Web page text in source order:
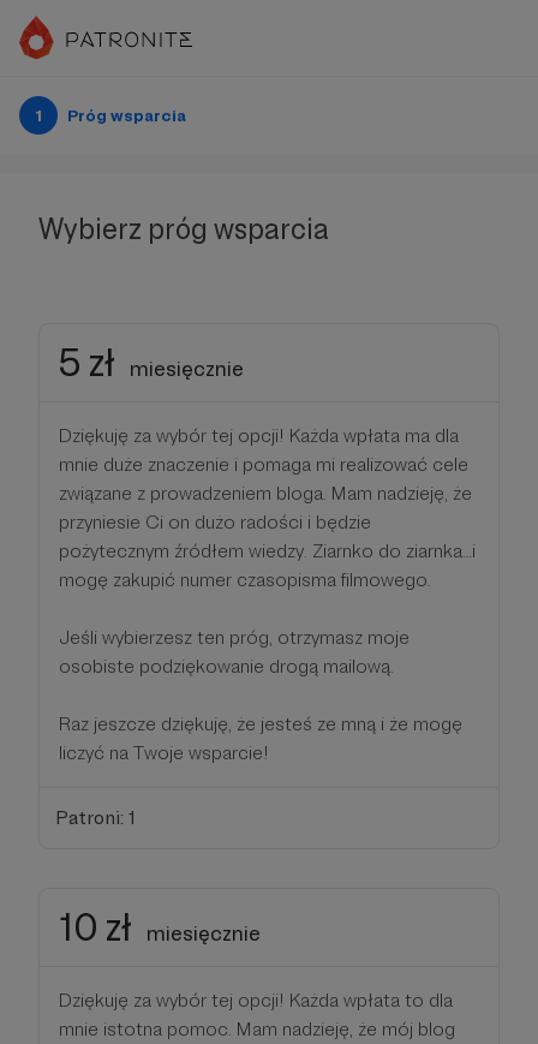
1 Próg wsparcia
Wybierz próg wsparcia
5 zł miesięcznie
Dziękuję za wybór tej opcji! Każda wpłata ma dla
mnie duże znaczenie i pomaga mi realizować cele
związane z prowadzeniem bloga. Mam nadzieję, że
przyniesie Ci on dużo radości i będzie
pożytecznym źródłem wiedzy. Ziarnko do ziarnka…i
mogę zakupić numer czasopisma filmowego.
Jeśli wybierzesz ten próg, otrzymasz moje
osobiste podziękowanie drogą mailową.
Raz jeszcze dziękuję, że jesteś ze mną i że mogę
liczyć na Twoje wsparcie!
Patroni: 1
10 zł miesięcznie
Dziękuję za wybór tej opcji! Każda wpłata to dla
mnie istotna pomoc. Mam nadzieję, że mój blog